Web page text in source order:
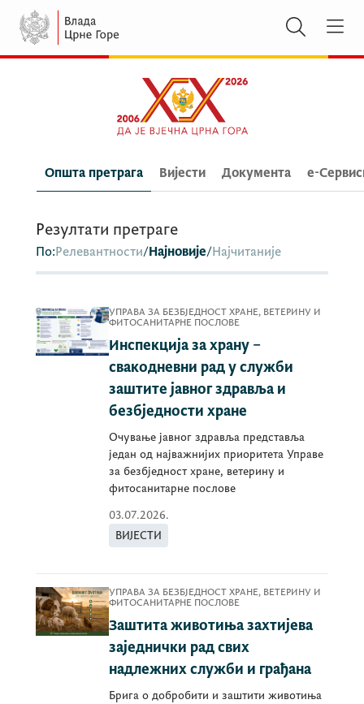
Општа претрага Вијести Документа e-
Резултати претраге
По:Релевантности/Најновије/Најчитаније
УПРАВА ЗА БЕЗБЈЕДНОСТ ХРАНЕ, ВЕТЕРИНУ И
ФИТОСАНИТАРНЕ ПОСЛОВЕ
Инспекција за храну –
свакодневни рад у служби
заштите јавног здравља и
безбједности хране
Очување јавног здравља представља
један од најважнијих приоритета Управе
за безбједност хране, ветерину и
фитосанитарне послове
03.07.2026.
ВИЈЕСТИ
УПРАВА ЗА БЕЗБЈЕДНОСТ ХРАНЕ, ВЕТЕРИНУ И
ФИТОСАНИТАРНЕ ПОСЛОВЕ
Заштита животиња захтијева
заједнички рад свих
надлежних служби и грађана
Брига о добробити и заштити животиња